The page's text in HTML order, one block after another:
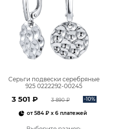
Серьги подвески серебряные
925 0222292-00245
3 501 ₽ 3 890 ₽ -10%
от584 ₽ x 6 платежей